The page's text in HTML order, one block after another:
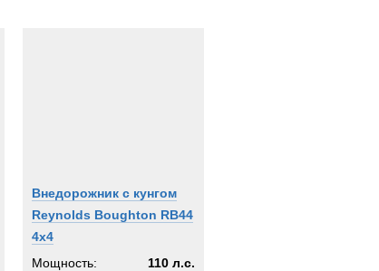
Внедорожник с кунгом
Reynolds Boughton RB44
4x4
Мощность:
110 л.с.